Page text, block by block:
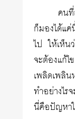
คน
ก็มองได้แ
ไป ให้เห็
จะต้องแก้ไ
เพลิดเพลิ
ทำอย่างไ
นี่คือปัญหา